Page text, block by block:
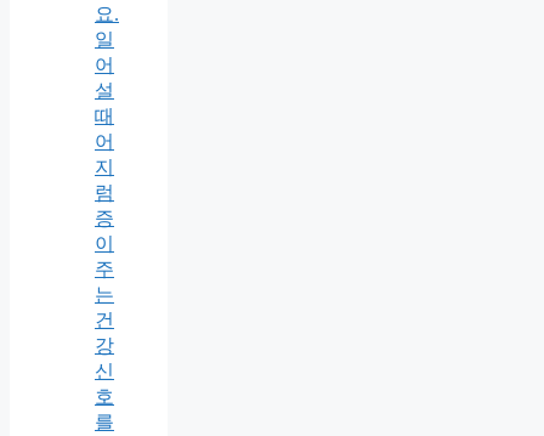
요.
일
어
설
때
어
지
럼
증
이
주
는
건
강
신
호
를